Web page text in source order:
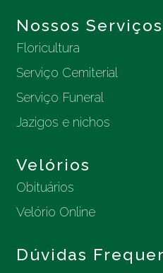
Nossos Serviços
Floricultura
Serviço Cemiterial
Serviço Funeral
Jazigos e nichos
Velórios
Obituários
Velório Online
Dúvidas